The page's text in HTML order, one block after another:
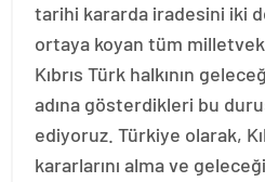
tarihi kararda iradesini iki
ortaya koyan tüm
Kıbrıs Türk halkının
adına gösterdikleri bu
ediyoruz. Türkiye olarak,
kararlarını alma ve